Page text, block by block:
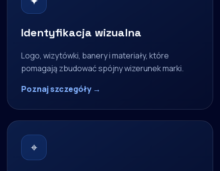
Identyfikacja wizualna
Logo, wizytówki, banery i materiały, które
pomagają zbudować spójny wizerunek marki.
Poznaj szczegóły →
⌖